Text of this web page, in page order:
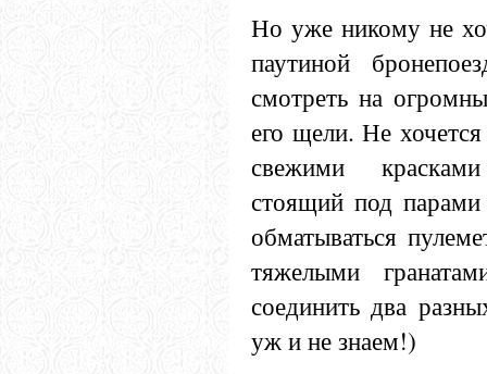
Но уже никому не
паутиной
смотреть на
его щели. Не
свежими
стоящий под парами
обматываться
тяжелыми
соединить два
уж и не знаем!)